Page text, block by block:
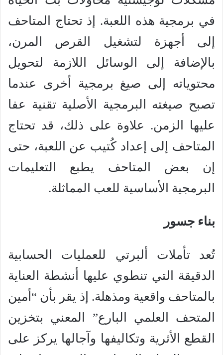
في برمجية هذه اللعبة. إذ تحتاج المتاحف
إلى أجهزة لتشغيل القرص المرن،
بالإضافة إلى الوسائل اللازمة لتحويل
محتوياته إلى صيغ برمجية أخرى عندما
تصبح صيغته البرمجية الأصلية تقنية عفا
عليها الزمن. علاوة على ذلك، قد تحتاج
المتاحف إلى إعداد كُتيب عن اللعبة، حتى
إن بعض المتاحف يطبع التعليمات
البرمجية الأساسية للعب المماثلة.
بناء جسور
تُعد تأملات ألبرتي للعمليات الحسابية
الدقيقة التي تنطوي عليها أنشطة العناية
بالمتاحف واقعية ومذهلة. إذ يقر بأن “أمين
المتحف العلمي البارع” المعني بتخزين
القطع الأثرية وتكاليفها وآجالها يركز على